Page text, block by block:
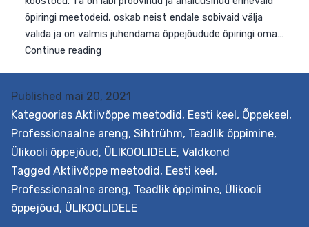
Published mai 20, 2021
Kategoorias Aktiivõppe meetodid, Eesti keel, Õppekeel,
Professionaalne areng, Sihtrühm, Teadlik õppimine,
Ülikooli õppejõud, ÜLIKOOLIDELE, Valdkond
Tagged Aktiivõppe meetodid, Eesti keel,
Professionaalne areng, Teadlik õppimine, Ülikooli
õppejõud, ÜLIKOOLIDELE